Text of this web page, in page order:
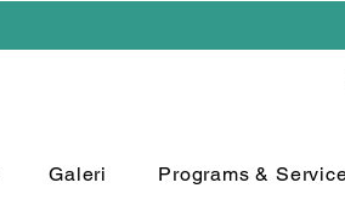
Galeri Programs &